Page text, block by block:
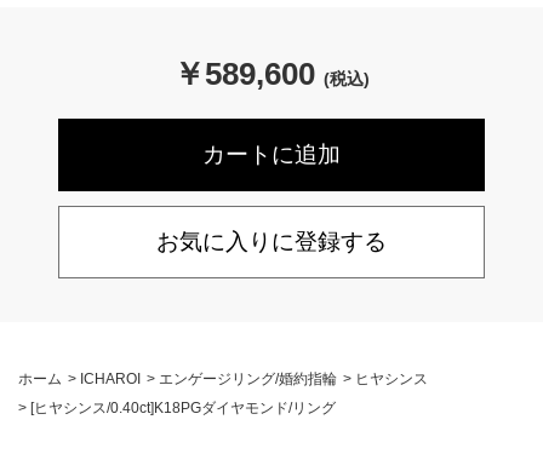
￥589,600 (税込)
お気に入りに登録する
ホーム > ICHAROI > エンゲージリング/婚約指輪 > ヒヤシンス
> [ヒヤシンス/0.40ct]K18PGダイヤモンド/リング